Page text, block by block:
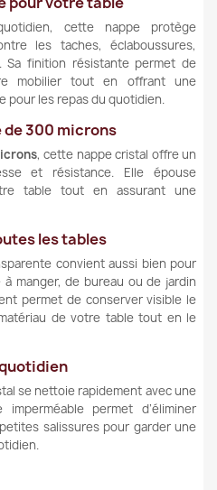
cette nappe protège
les taches, éclaboussures,
Sa finition résistante permet de
mobilier tout en offrant une
pour les repas du quotidien.
300 microns
, cette nappe cristal offre un
et résistance. Elle épouse
table tout en assurant une
les tables
convient aussi bien pour
manger, de bureau ou de jardin
permet de conserver visible le
de votre table tout en le
se nettoie rapidement avec une
permet d’éliminer
salissures pour garder une